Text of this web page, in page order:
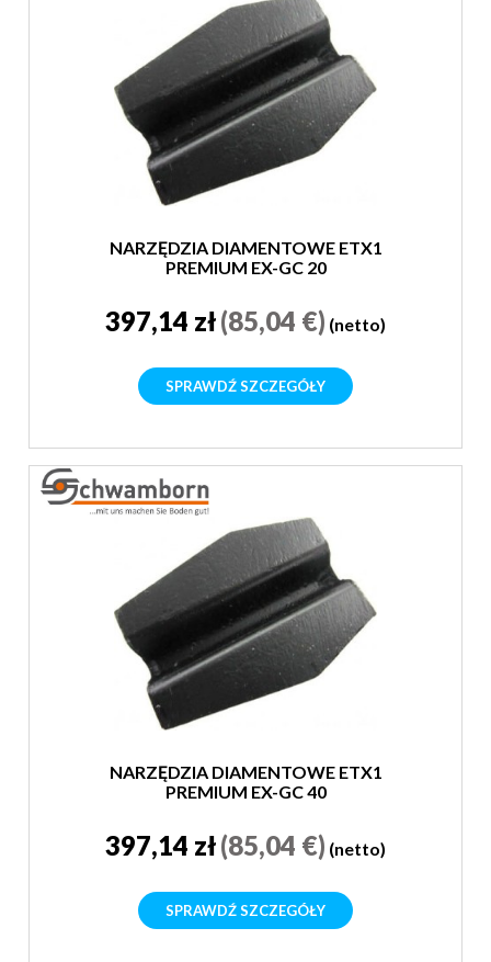
NARZĘDZIA DIAMENTOWE ETX1
PREMIUM EX-GC 20
397,14 zł(85,04 €) (netto)
SPRAWDŹ SZCZEGÓŁY
NARZĘDZIA DIAMENTOWE ETX1
PREMIUM EX-GC 40
397,14 zł(85,04 €) (netto)
SPRAWDŹ SZCZEGÓŁY